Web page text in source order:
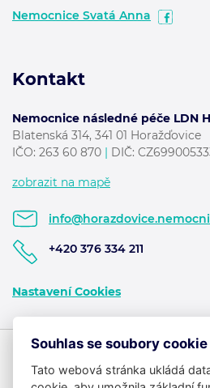
Nemocnice Svatá Anna
Kontakt
Nemocnice následné péče LDN
Blatenská 314, 341 01 Horažďovice
IČO: 263 60 870 DIČ:
zobrazit na mapě
+420 376 334 211
Nastavení Cookies
Souhlas se soubory cookie
Tato webová stránka ukládá